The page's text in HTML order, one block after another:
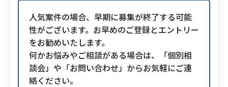
人気案件の場合、早期に募集が終了する可能
性がございます。お早めのご登録とエントリー
をお勧めいたします。
何かお悩みやご相談がある場合は、「個別相
談会」や「お問い合わせ」からお気軽にご連
絡ください。